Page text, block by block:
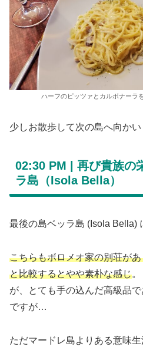
ハーフのピッツァとカルボナーラ
少しお散歩して次の島へ向かい
02:30 PM | 再び貴族の
ラ島（Isola Bella）
最後の島ベッラ島 (Isola Bella)
こちらもボロメオ家の別荘が
と比較するとやや素朴な感じ
が、とても手の込んだ高級品
ですが…
ただマードレ島よりある意味